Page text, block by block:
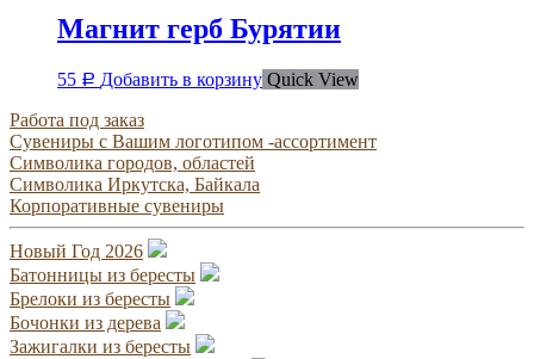
Магнит герб Бурятии
55 Р Добавить в корзину Quick View
Работа под заказ
Сувениры с Вашим логотипом -ассортимент
Символика городов, областей
Символика Иркутска, Байкала
Корпоративные сувениры
Новый Год 2026
Батонницы из бересты
Брелоки из бересты
Бочонки из дерева
Зажигалки из бересты